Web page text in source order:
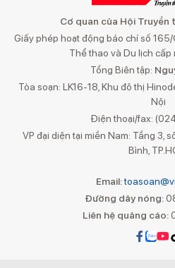
Cơ quan của Hội Truyền
Giấy phép hoạt động báo chí số
Thể thao và Du lịch
Tổng Biên tập:
Tòa soạn: LK16-18, Khu đô thị
Nội
Điện thoại/fax:
VP đại diện tại miền Nam: Tầng 3,
Bình,
Email:
Đường dây nóng:
Liên hệ quảng cáo: